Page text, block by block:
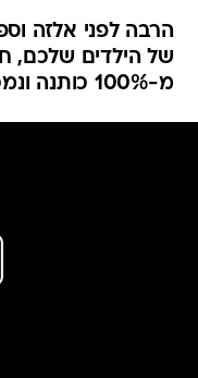
הרבה לפני אלזה
של הילדים שלכם,
מ-100% כותנה ונמכרים בחנויות מתמחות